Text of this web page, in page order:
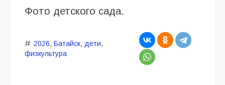
Фото детского сада.
2026, Батайск, дети,
физкультура